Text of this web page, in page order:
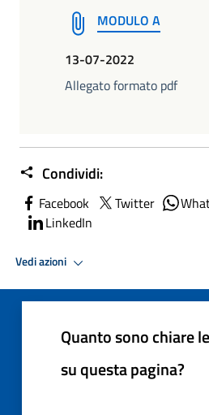
MODULO A
13-07-2022
Allegato formato pdf
Condividi:
Facebook Twitter
LinkedIn
Vedi azioni
Quanto sono chiare
su questa pagina?